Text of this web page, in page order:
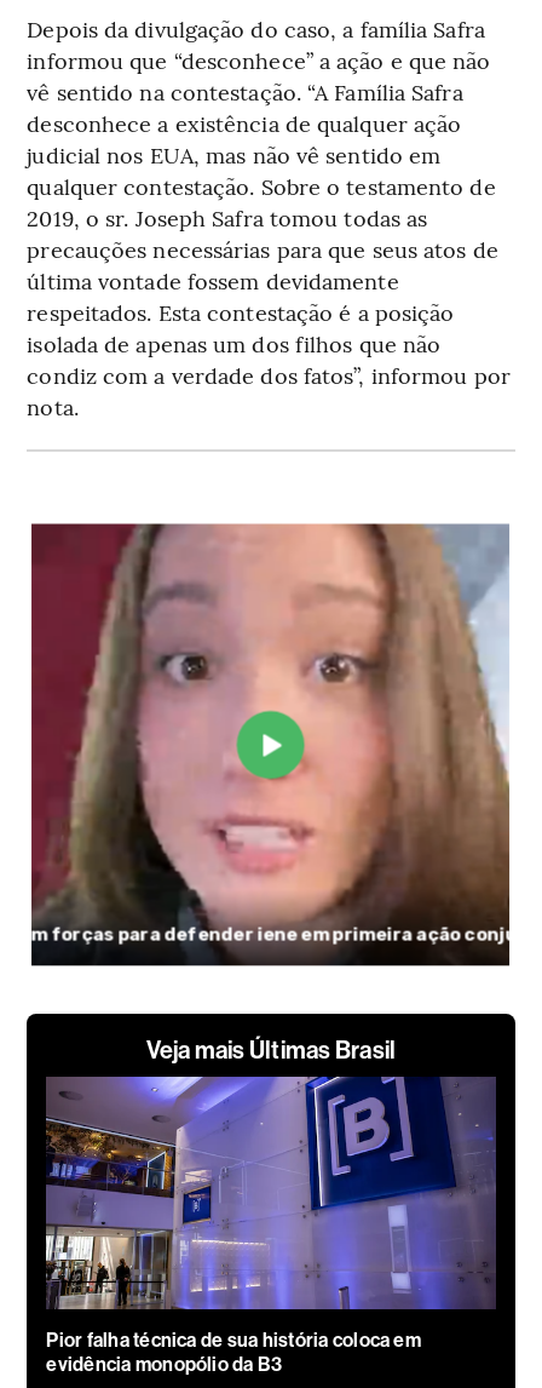
Depois da divulgação do caso, a família Safra
informou que “desconhece” a ação e que não
vê sentido na contestação. “A Família Safra
desconhece a existência de qualquer ação
judicial nos EUA, mas não vê sentido em
qualquer contestação. Sobre o testamento de
2019, o sr. Joseph Safra tomou todas as
precauções necessárias para que seus atos de
última vontade fossem devidamente
respeitados. Esta contestação é a posição
isolada de apenas um dos filhos que não
condiz com a verdade dos fatos”, informou por
nota.
Veja mais Últimas Brasil
Pior falha técnica de sua história coloca em
evidência monopólio da B3